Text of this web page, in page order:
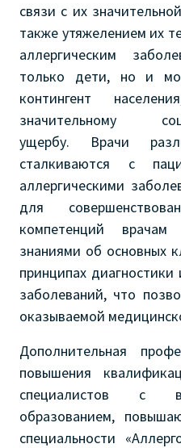
связи с их
также утяжелением их
аллергическим
только дети, но и
контингент
значительному
ущербу. Врачи
сталкиваются с
аллергическими
для
компетенций
знаниями об основных
принципах диагностики
заболеваний, что
оказываемой
Дополнительная
повышения
специалистов с
образованием,
специальности